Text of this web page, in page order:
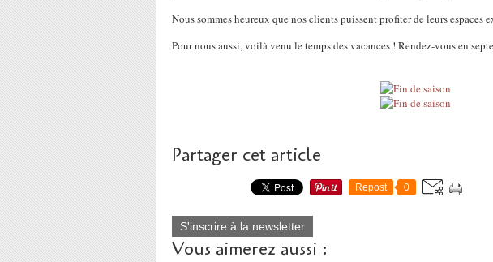
Nous sommes heureux que nos clients puissent profiter de leurs espaces
Pour nous aussi, voilà venu le temps des vacances ! Rendez-vous en
Partager cet article
Repost 0
S'inscrire à la newsletter
Vous aimerez aussi :